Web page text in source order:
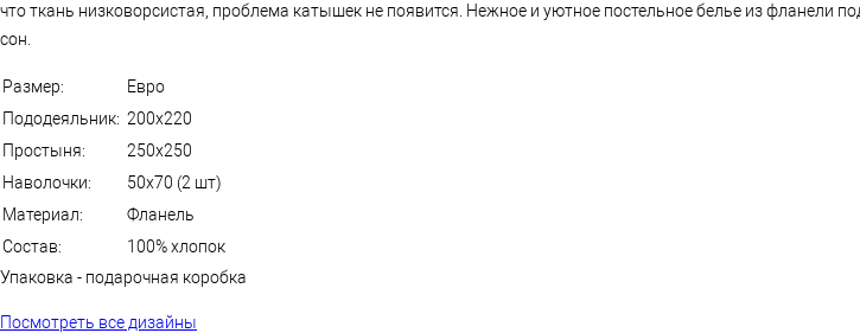
что ткань низковорсистая, проблема катышек не появится. Нежное и уютное постельное белье из фланели
сон.
Размер:
Евро
Пододеяльник: 200x220
Простыня:
250x250
Наволочки:
50x70 (2 шт)
Материал:
Фланель
Состав:
100% хлопок
Упаковка - подарочная коробка
Посмотреть все дизайны